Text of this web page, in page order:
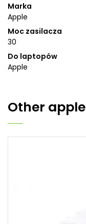
Marka
Apple
Moc zasilacza
30
Do laptopów
Apple
Other apple